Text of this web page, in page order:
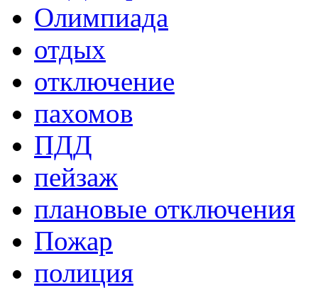
Олимпиада
отдых
отключение
пахомов
ПДД
пейзаж
плановые отключения
Пожар
полиция